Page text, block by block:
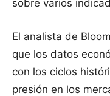
sobre varios
El analista de
que los datos
con los ciclos
presión en los